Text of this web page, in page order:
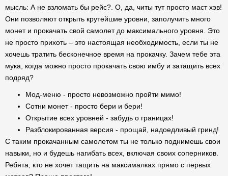
мысль: А не взломать бы рейс?. О, да, читы тут просто маст хэв!
Они позволяют открыть крутейшие уровни, заполучить много
монет и прокачать свой самолет до максимального уровня. Это
не просто прихоть – это настоящая необходимость, если ты не
хочешь тратить бесконечное время на прокачку. Зачем тебе эта
мука, когда можно просто прокачать свою имбу и затащить всех
подряд?
Мод-меню - просто невозможно пройти мимо!
Сотни монет - просто бери и бери!
Открытие всех уровней - забудь о границах!
Разблокированная версия - прощай, надоедливый гринд!
С таким прокачанным самолетом ты не только поднимешь свои
навыки, но и будешь нагибать всех, включая своих соперников.
Ребята, кто не хочет тащить на максималках прямо с первых